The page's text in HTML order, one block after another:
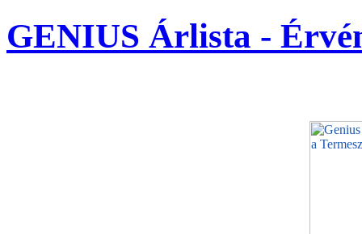
GENIUS Árlista -